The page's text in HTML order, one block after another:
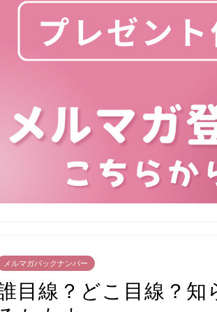
メルマガバックナンバー
目線？どこ目線？